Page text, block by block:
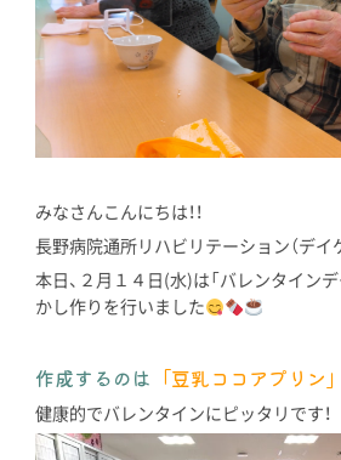
みなさんこんにちは！！
長野病院通所リハビリテーション（デイ
本日、２月１４日(水)は「バレンタイン
かし作りを行いました
作成するのは 「豆乳ココアプリン」
健康的でバレンタインにピッタリです！